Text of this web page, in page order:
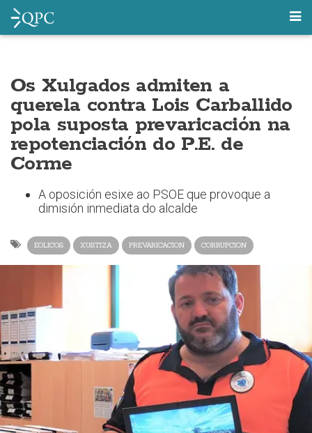
Os Xulgados admiten a
querela contra Lois Carballido
pola suposta prevaricación na
repotenciación do P.E. de
Corme
A oposición esixe ao PSOE que provoque a
dimisión inmediata do alcalde
EOLICOS XUSTIZA PREVARICACION CORRUPCION